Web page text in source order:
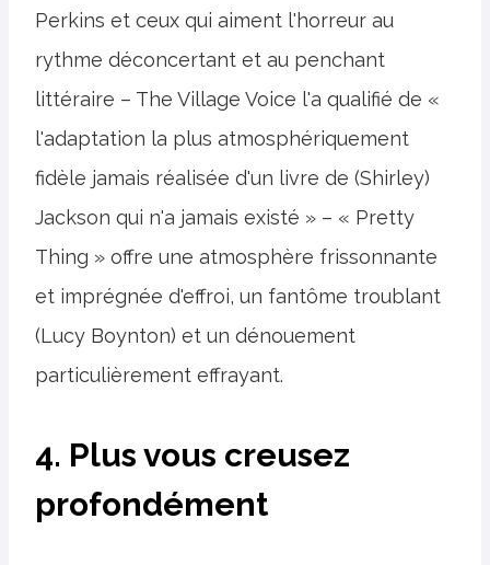
Perkins et ceux qui aiment l'horreur au
rythme déconcertant et au penchant
littéraire – The Village Voice l'a qualifié de «
l'adaptation la plus atmosphériquement
fidèle jamais réalisée d'un livre de (Shirley)
Jackson qui n'a jamais existé » – « Pretty
Thing » offre une atmosphère frissonnante
et imprégnée d'effroi, un fantôme troublant
(Lucy Boynton) et un dénouement
particulièrement effrayant.
4. Plus vous creusez
profondément